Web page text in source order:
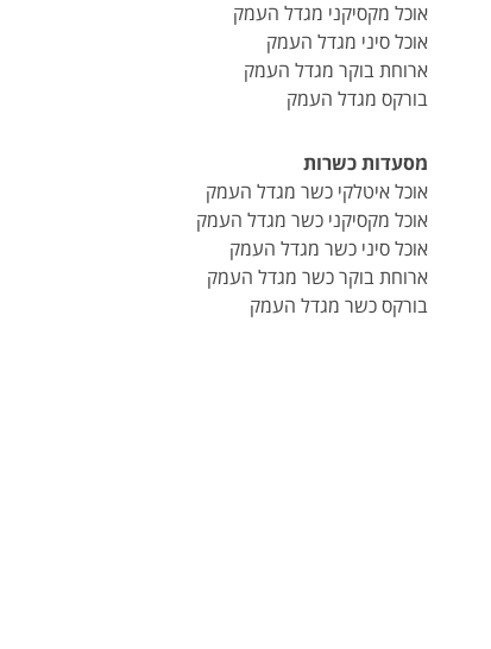
אוכל מקסיקני מגדל העמק
אוכל סיני מגדל העמק
ארוחת בוקר מגדל העמק
בורקס מגדל העמק
מסעדות כשרות
אוכל איטלקי כשר מגדל העמק
אוכל מקסיקני כשר מגדל העמק
אוכל סיני כשר מגדל העמק
ארוחת בוקר כשר מגדל העמק
בורקס כשר מגדל העמק